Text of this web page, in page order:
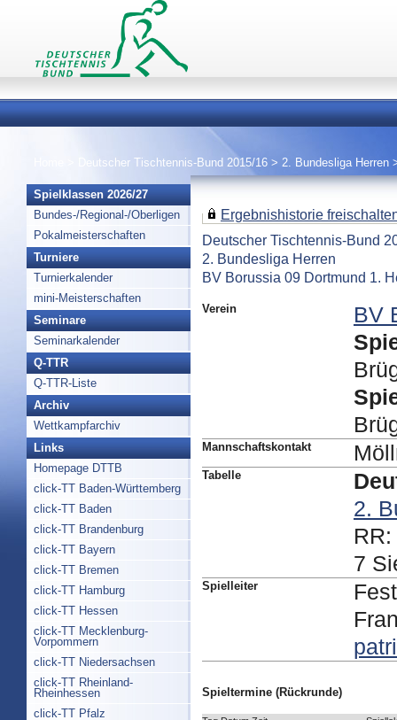
Deutscher Tischtennis-Bund 2015/16 > 2. Bundesliga Herren
Spielklassen 2026/27
Bundes-/Regional-/Oberligen
Pokalmeisterschaften
Turniere
Turnierkalender
mini-Meisterschaften
Seminare
Seminarkalender
Q-TTR
Q-TTR-Liste
Archiv
Wettkampfarchiv
Links
Homepage DTTB
click-TT Baden-Württemberg
click-TT Baden
click-TT Brandenburg
click-TT Bayern
click-TT Bremen
click-TT Hamburg
click-TT Hessen
click-TT Mecklenburg-
Vorpommern
click-TT Niedersachsen
click-TT Rheinland-
Rheinhessen
click-TT Pfalz
Ergebnishistorie
Deutscher Tischtennis-Bund
2. Bundesliga Herren
BV Borussia 09 Dortmund 1.
Verein
BV
Mannschaftskontakt
Tabelle
2.
7
Spielleiter
Spieltermine (Rückrunde)